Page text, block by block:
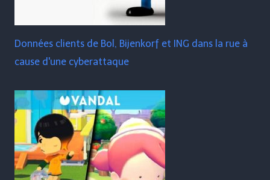
Données clients de Bol, Bijenkorf et ING dans la rue à
cause d'une cyberattaque